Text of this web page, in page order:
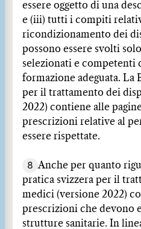
essere oggetto di una
e (iii) tutti i compiti
ricondizionamento dei
possono essere svolti
selezionati e competenti
formazione adeguata. La
per il trattamento dei
2022) contiene alle
prescrizioni relative al
essere rispettate.
8 Anche per quanto
pratica svizzera per il
medici (versione 2022)
prescrizioni che devono
strutture sanitarie. In